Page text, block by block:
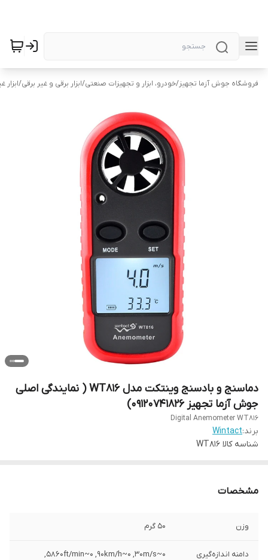
فروشگاه جوش آزما تجهیز/خودرو، ابزار و تجهیزات صنعتی/ابزار برقی و غیر برقی/ابزار
دماسنج و بادسنج وینتکت مدل WT816 ( نمایندگی اصلی
جوش آزما تجهیز 09120741826)
Digital Anemometer WT816
برند:Wintact
شناسه کالا WT816
مشخصات
وزن 50 گرم
دامنه اندازه‌گیری
0~30m/s‏,‏ 0~90km/h‏,‏ 0~5860ft/min‏,‏